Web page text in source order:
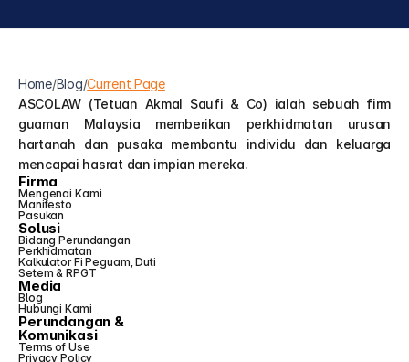
Home/Blog/Current Page
ASCOLAW (Tetuan Akmal Saufi & Co) ialah sebuah firm
guaman Malaysia memberikan perkhidmatan urusan
hartanah dan pusaka membantu individu dan keluarga
mencapai hasrat dan impian mereka.
Firma
Mengenai Kami
Manifesto
Pasukan
Solusi
Bidang Perundangan
Perkhidmatan
Kalkulator Fi Peguam, Duti
Setem & RPGT
Media
Blog
Hubungi Kami
Perundangan &
Komunikasi
Terms of Use
Privacy Policy